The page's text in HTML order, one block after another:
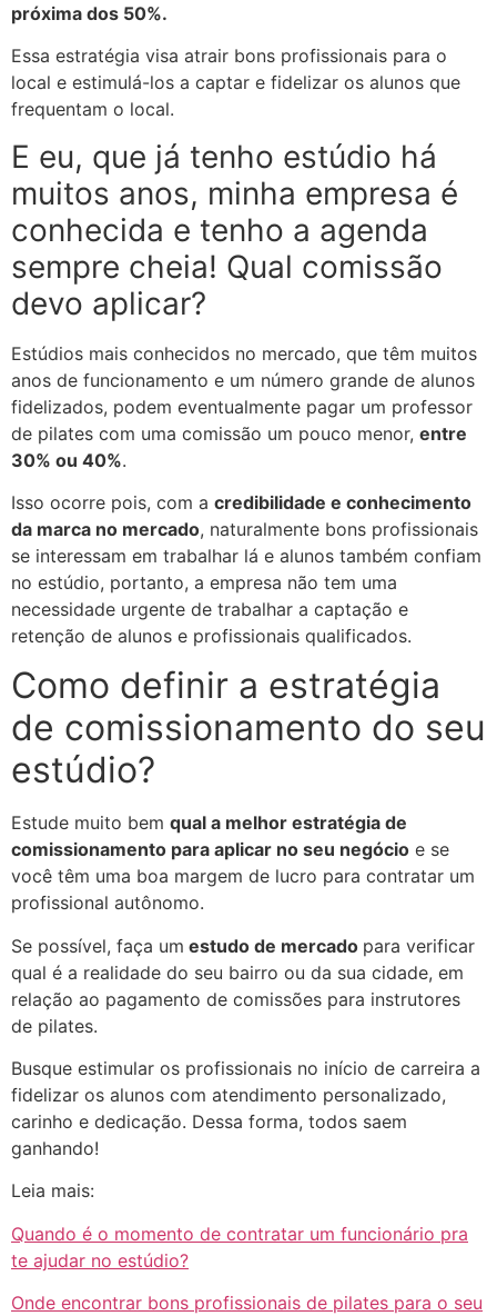
próxima dos 50%.
Essa estratégia visa atrair bons profissionais para o
local e estimulá-los a captar e fidelizar os alunos que
frequentam o local.
E eu, que já tenho estúdio há
muitos anos, minha empresa é
conhecida e tenho a agenda
sempre cheia! Qual comissão
devo aplicar?
Estúdios mais conhecidos no mercado, que têm muitos
anos de funcionamento e um número grande de alunos
fidelizados, podem eventualmente pagar um professor
de pilates com uma comissão um pouco menor, entre
30% ou 40%.
Isso ocorre pois, com a credibilidade e conhecimento
da marca no mercado, naturalmente bons profissionais
se interessam em trabalhar lá e alunos também confiam
no estúdio, portanto, a empresa não tem uma
necessidade urgente de trabalhar a captação e
retenção de alunos e profissionais qualificados.
Como definir a estratégia
de comissionamento do seu
estúdio?
Estude muito bem qual a melhor estratégia de
comissionamento para aplicar no seu negócio e se
você têm uma boa margem de lucro para contratar um
profissional autônomo.
Se possível, faça um estudo de mercado para verificar
qual é a realidade do seu bairro ou da sua cidade, em
relação ao pagamento de comissões para instrutores
de pilates.
Busque estimular os profissionais no início de carreira a
fidelizar os alunos com atendimento personalizado,
carinho e dedicação. Dessa forma, todos saem
ganhando!
Leia mais:
Quando é o momento de contratar um funcionário pra
te ajudar no estúdio?
Onde encontrar bons profissionais de pilates para o seu